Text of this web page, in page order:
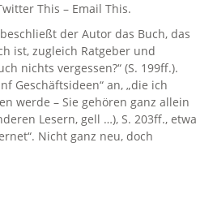
This – Email This.
der Autor das Buch, das
ist, zugleich Ratgeber und
nichts vergessen?“ (S. 199ff.).
Geschäftsideen“ an, „die ich
werde – Sie gehören ganz allein
Lesern, gell …), S. 203ff., etwa
Nicht ganz neu, doch